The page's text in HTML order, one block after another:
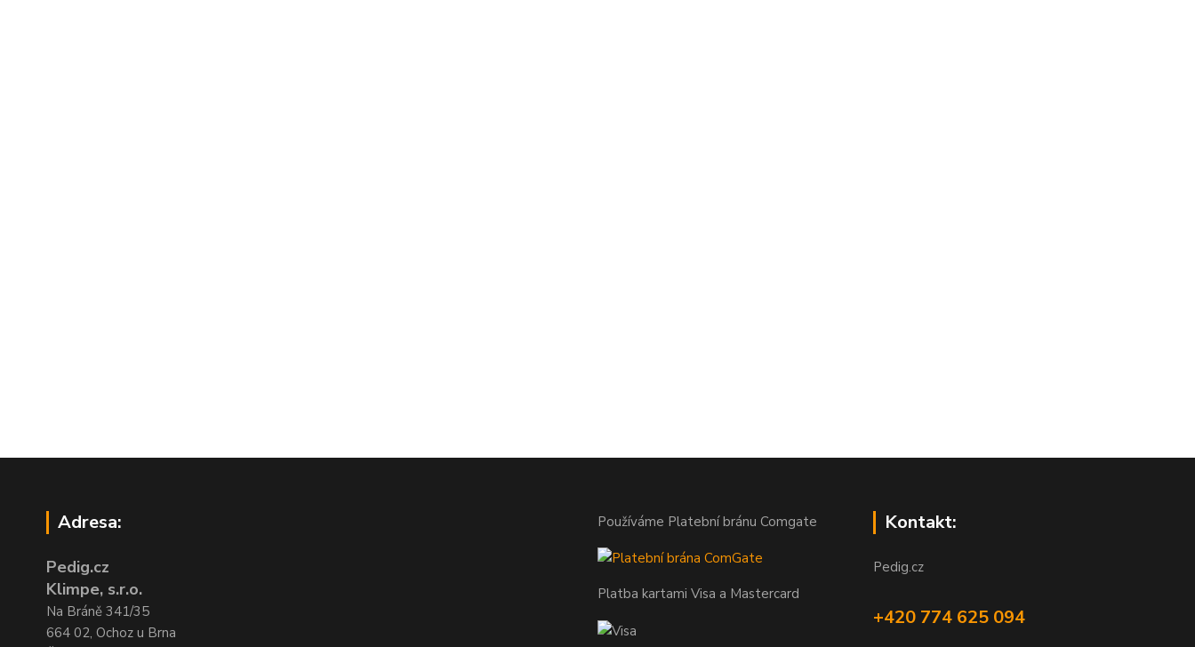
Adresa:
Pedig.cz
Klimpe, s.r.o.
Na Bráně 341/35
664 02, Ochoz u Brna
Používáme Platební bránu Comgate
Platba kartami Visa a Mastercard
Kontakt:
Pedig.cz
+420 774 625 094